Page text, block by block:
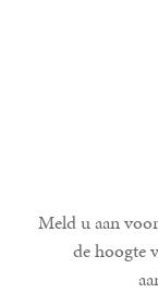
Meld u aan
de hoogte